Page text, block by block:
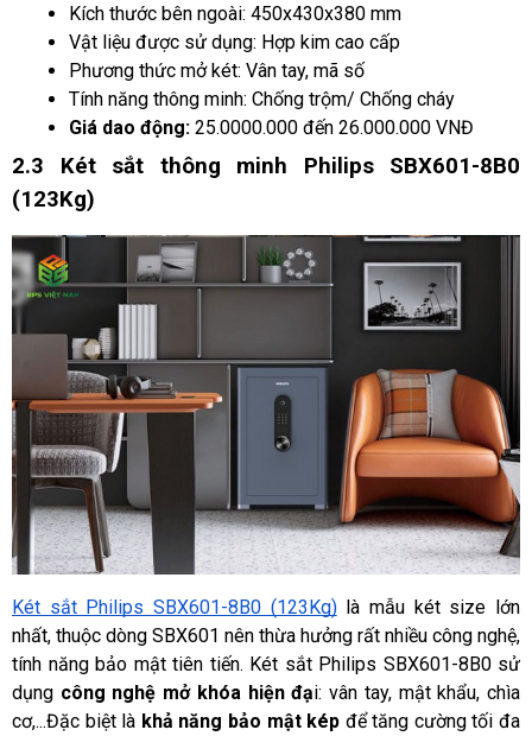
Kích thước bên ngoài: 450x430x380 mm
Vật liệu được sử dụng: Hợp kim cao cấp
Phương thức mở két: Vân tay, mã số
Tính năng thông minh: Chống trộm/ Chống cháy
Giá dao động: 25.0000.000 đến 26.000.000 VNĐ
2.3 Két sắt thông minh Philips SBX601-8B0
(123Kg)
Két sắt Philips SBX601-8B0 (123Kg) là mẫu két size lớn
nhất, thuộc dòng SBX601 nên thừa hưởng rất nhiều công nghệ,
tính năng bảo mật tiên tiến. Két sắt Philips SBX601-8B0 sử
dụng công nghệ mở khóa hiện đại: vân tay, mật khẩu, chìa
cơ,...Đặc biệt là khả năng bảo mật kép để tăng cường tối đa